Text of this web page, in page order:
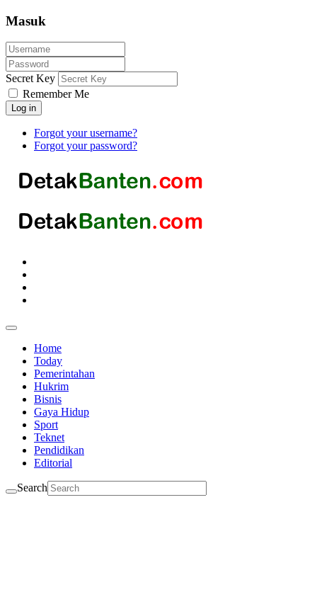
Masuk
Secret Key
Remember Me
Log in
Forgot your username?
Forgot your password?
Home
Today
Pemerintahan
Hukrim
Bisnis
Gaya Hidup
Sport
Teknet
Pendidikan
Editorial
Search